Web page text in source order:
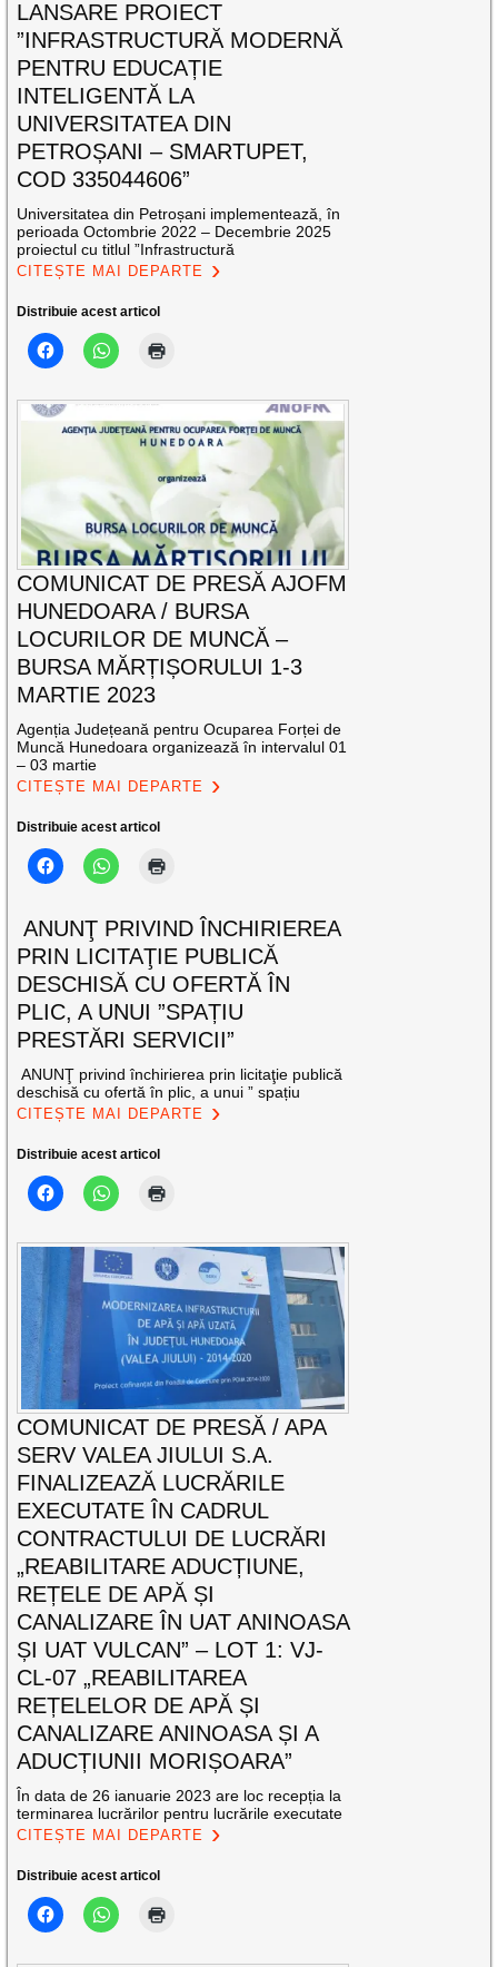
LANSARE PROIECT
”INFRASTRUCTURĂ MODERNĂ
PENTRU EDUCAȚIE
INTELIGENTĂ LA
UNIVERSITATEA DIN
PETROȘANI – SMARTUPET,
COD 335044606”
Universitatea din Petroșani implementează, în
perioada Octombrie 2022 – Decembrie 2025
proiectul cu titlul ”Infrastructură
CITEȘTE MAI DEPARTE
Distribuie acest articol
COMUNICAT DE PRESĂ AJOFM
HUNEDOARA / BURSA
LOCURILOR DE MUNCĂ –
BURSA MĂRȚIȘORULUI 1-3
MARTIE 2023
Agenția Județeană pentru Ocuparea Forței de
Muncă Hunedoara organizează în intervalul 01
– 03 martie
CITEȘTE MAI DEPARTE
Distribuie acest articol
ANUNŢ PRIVIND ÎNCHIRIEREA
PRIN LICITAŢIE PUBLICĂ
DESCHISĂ CU OFERTĂ ÎN
PLIC, A UNUI ”SPAȚIU
PRESTĂRI SERVICII”
ANUNŢ privind închirierea prin licitaţie publică
deschisă cu ofertă în plic, a unui ” spațiu
CITEȘTE MAI DEPARTE
Distribuie acest articol
COMUNICAT DE PRESĂ / APA
SERV VALEA JIULUI S.A.
FINALIZEAZĂ LUCRĂRILE
EXECUTATE ÎN CADRUL
CONTRACTULUI DE LUCRĂRI
„REABILITARE ADUCȚIUNE,
REȚELE DE APĂ ȘI
CANALIZARE ÎN UAT ANINOASA
ȘI UAT VULCAN” – LOT 1: VJ-
CL-07 „REABILITAREA
REȚELELOR DE APĂ ȘI
CANALIZARE ANINOASA ȘI A
ADUCȚIUNII MORIȘOARA”
În data de 26 ianuarie 2023 are loc recepția la
terminarea lucrărilor pentru lucrările executate
CITEȘTE MAI DEPARTE
Distribuie acest articol